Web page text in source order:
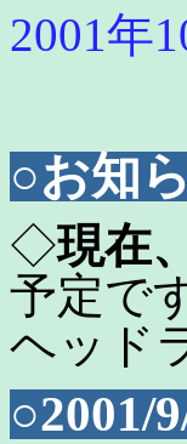
2001年
○お知
◇現在
予定で
ヘッド
○2001/